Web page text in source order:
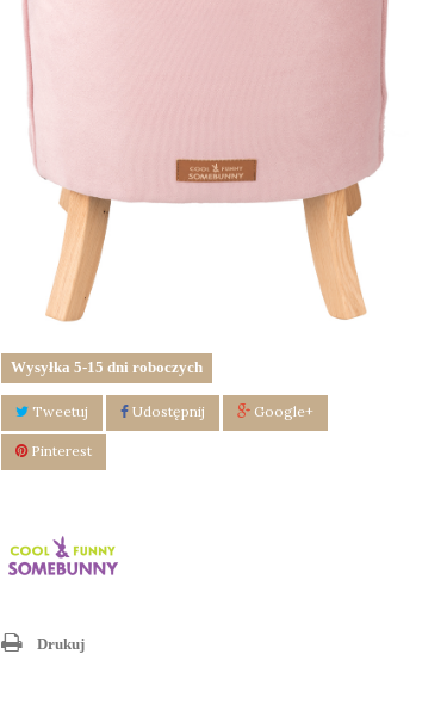
Wysyłka 5-15 dni roboczych
Tweetuj Udostępnij Google+
Pinterest
Drukuj